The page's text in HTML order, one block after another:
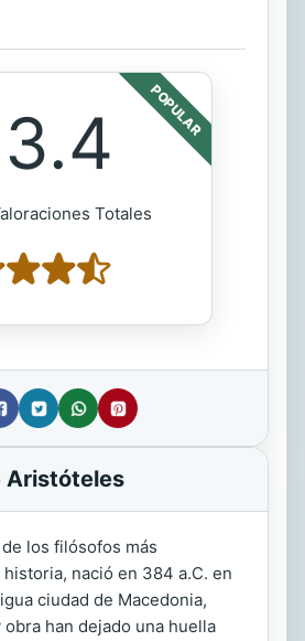
POPULAR
3.4
Totales
Aristóteles
los filósofos más
nació en 384 a.C. en
ciudad de Macedonia,
obra han dejado una huella